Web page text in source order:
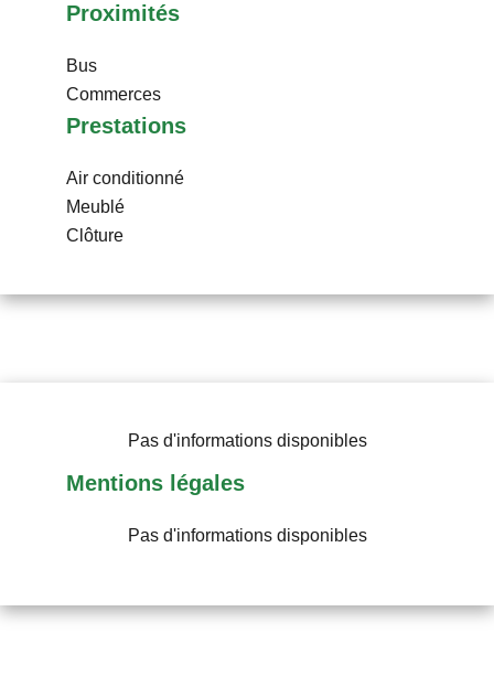
Proximités
Bus
Commerces
Prestations
Air conditionné
Meublé
Clôture
Pas d'informations disponibles
Mentions légales
Pas d'informations disponibles